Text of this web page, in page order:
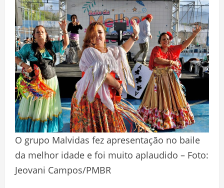
O grupo Malvidas fez apresentação no baile
da melhor idade e foi muito aplaudido – Foto:
Jeovani Campos/PMBR